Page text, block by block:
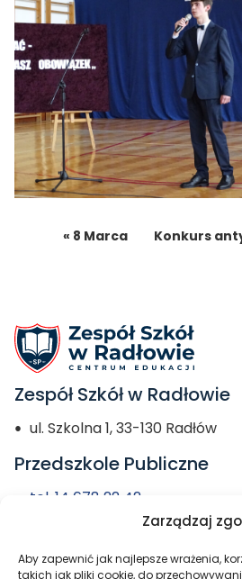
Zarządzaj
Aby zapewnić jak najlepsze wrażenia,
takich jak pliki cookie, do
« 8 Marca Konkurs
Zespół Szkół w Radłowie
ul. Szkolna 1, 33-130 Radłów
Przedszkole Publiczne
tel. 14 678 22 42
przedszkole@zs-radlow.pl
Miasto i Gmina